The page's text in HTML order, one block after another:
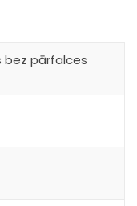
bez pārfalces